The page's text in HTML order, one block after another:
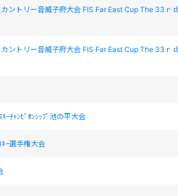
ントリー音威子府大会 FIS Far East Cup The 33ｒｄ
ントリー音威子府大会 FIS Far East Cup The 33ｒｄ
ｰﾁｬﾝﾋﾟｵﾝｼｯﾌﾟ池の平大会
ｰ選手権大会